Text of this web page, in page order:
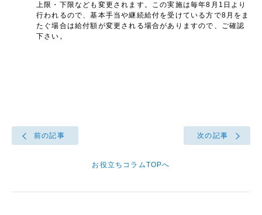
上限・下限なども変更されます。この実施は毎年8月1日より
行われるので、基本手当や継続給付を受けている方で8月をま
たぐ場合は給付額が変更される場合がありますので、ご確認
下さい。
前の記事
お役立ちコラムTOPへ
次の記事